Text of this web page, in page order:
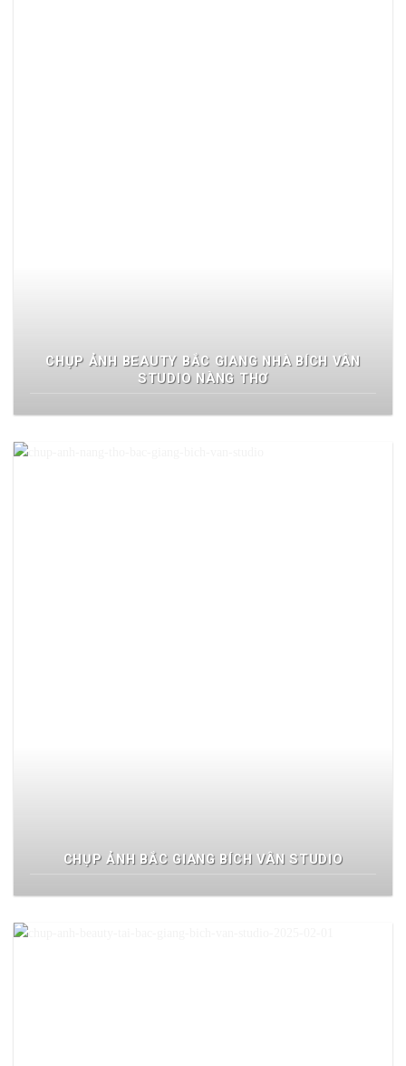
CHỤP ẢNH BEAUTY BẮC GIANG NHÀ BÍCH VÂN
STUDIO NÀNG THƠ
CHỤP ẢNH BẮC GIANG BÍCH VÂN STUDIO